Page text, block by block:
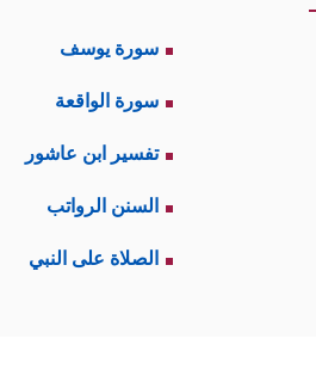
سورة يوسف
سورة الواقعة
تفسير ابن عاشور
السنن الرواتب
الصلاة على النبي